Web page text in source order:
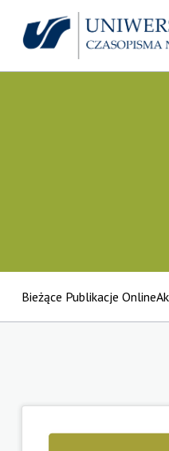
Bieżące Publikacje Online